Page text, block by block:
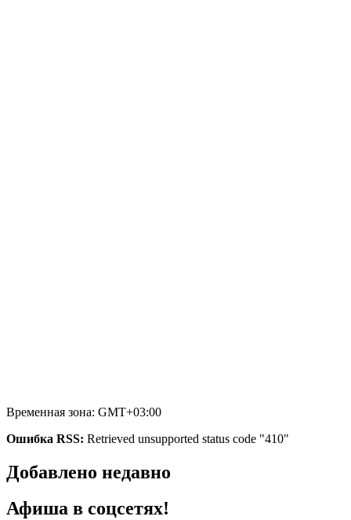
Временная зона: GMT+03:00
Ошибка RSS: Retrieved unsupported status code "410"
Добавлено недавно
Афиша в соцсетях!